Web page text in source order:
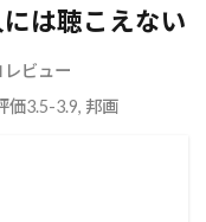
は聴こえない
レビュー
価3.5-3.9, 邦画